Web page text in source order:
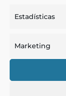
Estadísticas
Marketing
Biblioteca